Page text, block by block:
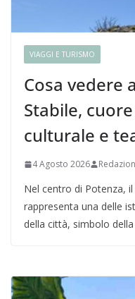
VIAGGI E TURISMO
Cosa vedere
Stabile,
culturale e
4 Agosto 2026
Nel centro di Potenza,
rappresenta una delle
della città, simbolo della